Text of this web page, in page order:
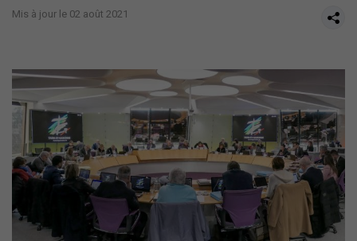
Mis à jour le 02 août 2021